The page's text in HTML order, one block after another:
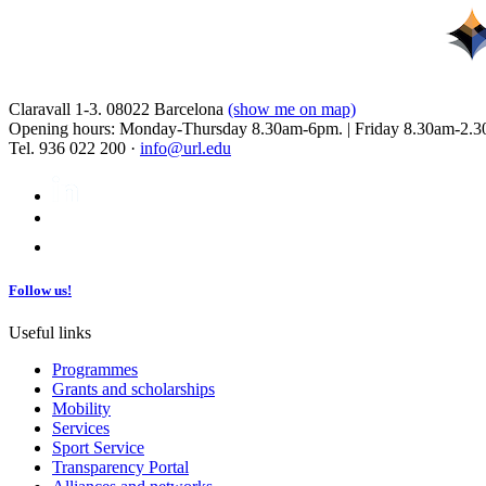
Claravall 1-3. 08022 Barcelona (show me on map)
Opening hours: Monday-Thursday 8.30am-6pm. | Friday 8.30am-
Tel. 936 022 200 · info@url.edu
Follow us!
Useful links
Programmes
Grants and scholarships
Mobility
Services
Sport Service
Transparency Portal